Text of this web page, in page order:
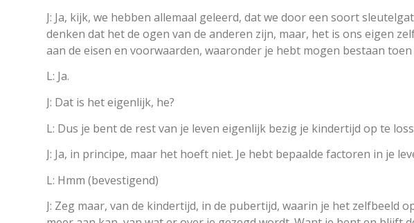
J: Ja, kijk, we hebben allemaal geleerd, dat we door een soort
denken dat het de ogen van de anderen zijn, maar, het is ons eigen
aan de eisen en voorwaarden, waaronder je hebt mogen bestaan toen
L: Ja.
J: Dat is het eigenlijk, he?
L: Dus je bent de rest van je leven eigenlijk bezig je kindertijd op te
J: Ja, in principe, maar het hoeft niet. Je hebt bepaalde factoren in je
L: Hmm (bevestigend)
J: Zeg maar, van de kindertijd, in de pubertijd, waarin je het zelfbeeld